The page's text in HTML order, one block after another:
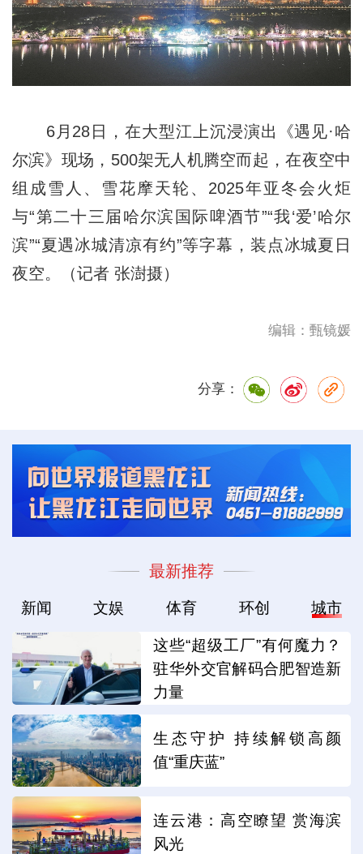
6月28日，在大型江上沉浸演出《遇见·哈
尔滨》现场，500架无人机腾空而起，在夜空中
组成雪人、雪花摩天轮、2025年亚冬会火炬
与“第二十三届哈尔滨国际啤酒节”“我‘爱’哈尔
滨”“夏遇冰城清凉有约”等字幕，装点冰城夏日
夜空。（记者 张澍摄）
编辑：甄镜媛
分享：
最新推荐
新闻 文娱 体育 环创 城市
这些“超级工厂”有何魔力？
驻华外交官解码合肥智造新
力量
生态守护 持续解锁高颜
值“重庆蓝”
连云港：高空瞭望 赏海滨
风光